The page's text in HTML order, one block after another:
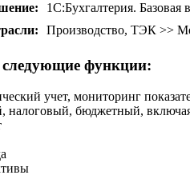
1С:Бухгалтерия. Базовая
Производство, ТЭК >>
функции:
учет, мониторинг
налоговый, бюджетный,